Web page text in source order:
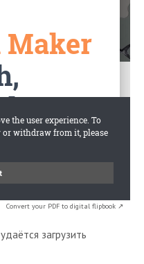
Convert your PDF to digital flipbook ↗
загрузить